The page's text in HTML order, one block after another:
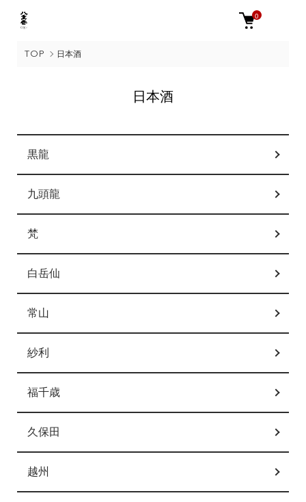
0
TOP 日本酒
日本酒
グループ一覧
黒龍
九頭龍
梵
白岳仙
常山
紗利
福千歳
久保田
越州